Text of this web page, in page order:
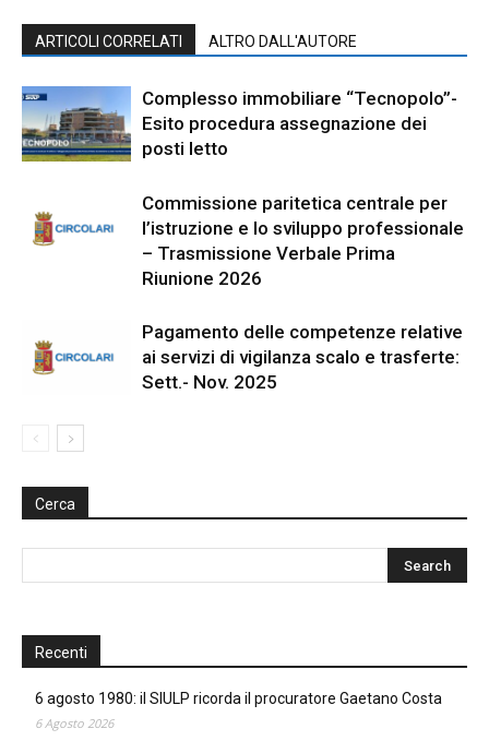
ARTICOLI CORRELATI ALTRO DALL'AUTORE
Complesso immobiliare “Tecnopolo”-
Esito procedura assegnazione dei
posti letto
Commissione paritetica centrale per
l’istruzione e lo sviluppo professionale
– Trasmissione Verbale Prima
Riunione 2026
Pagamento delle competenze relative
ai servizi di vigilanza scalo e trasferte:
Sett.- Nov. 2025
Cerca
Recenti
6 agosto 1980: il SIULP ricorda il procuratore Gaetano Costa
6 Agosto 2026